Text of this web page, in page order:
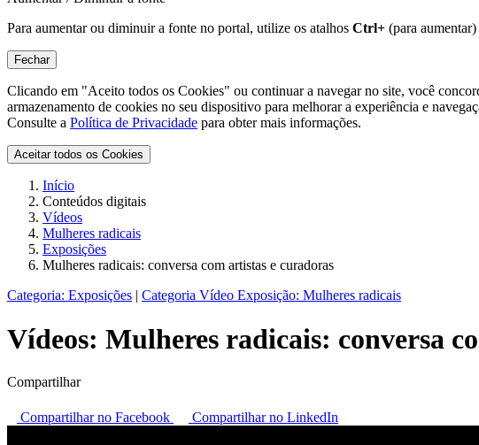
Para aumentar ou diminuir a fonte no portal, utilize os atalhos Ctrl+ (para aumentar)
Fechar
Clicando em "Aceito todos os Cookies" ou continuar a navegar no site, você
armazenamento de cookies no seu dispositivo para melhorar a experiência e
Consulte a Política de Privacidade para obter mais informações.
Aceitar todos os Cookies
Início
Conteúdos digitais
Vídeos
Mulheres radicais
Exposições
Mulheres radicais: conversa com artistas e curadoras
Categoria: Exposições | Categoria Vídeo Exposição: Mulheres radicais
Vídeos: Mulheres radicais: conversa
Compartilhar
Compartilhar no Facebook Compartilhar no LinkedIn